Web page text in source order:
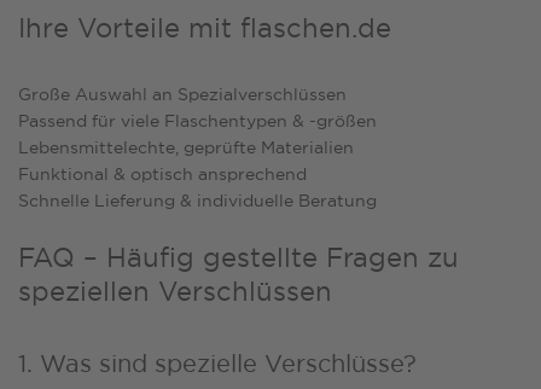
Ihre Vorteile mit flaschen.de
Große Auswahl an Spezialverschlüssen
Passend für viele Flaschentypen & -größen
Lebensmittelechte, geprüfte Materialien
Funktional & optisch ansprechend
Schnelle Lieferung & individuelle Beratung
FAQ – Häufig gestellte Fragen zu
speziellen Verschlüssen
1. Was sind spezielle Verschlüsse?